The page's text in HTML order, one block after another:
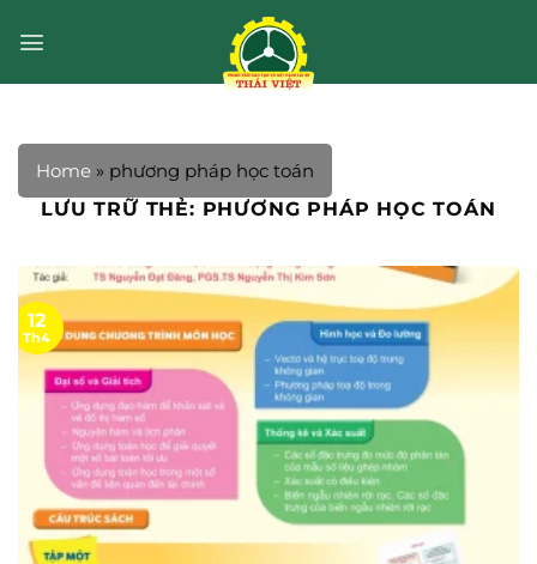
qua
Home » phương pháp học toán
LƯU TRỮ THẺ: PHƯƠNG PHÁP HỌC TOÁN
12
Th4